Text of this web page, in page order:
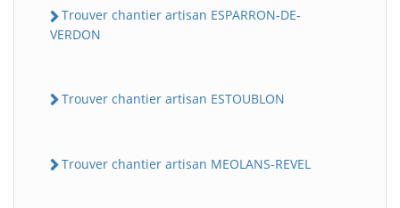
Trouver chantier artisan ESPARRON-DE-
VERDON
Trouver chantier artisan ESTOUBLON
Trouver chantier artisan MEOLANS-REVEL